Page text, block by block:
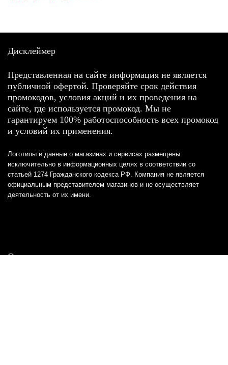
Дисклеймер
Представленная на сайте информация не является
публичной офертой. Проверяйте срок действия
промокодов, условия акций и их проведения на
сайте, где используется промокод. Мы не
гарантируем 100% работоспособность всех промокод
и условий их применения.
Логотипы и данные о магазинах и сервисах размещены
исключительно в информационных целях в соответствии со
статьей 1274 Гражданского кодекса РФ. Компания не является
официальным представителем магазинов и не осуществляет
деятельность от их имени.
Отказ от ответственности